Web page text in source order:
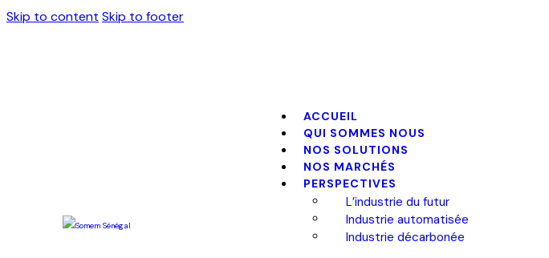
Skip to content Skip to footer
ACCUEIL
QUI SOMMES NOUS
NOS SOLUTIONS
NOS MARCHÉS
PERSPECTIVES
L’industrie du futur
Industrie automatisée
Industrie décarbonée